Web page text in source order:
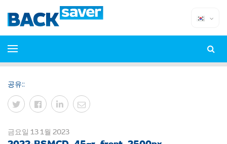
공유::
금요일 13 1월 2023